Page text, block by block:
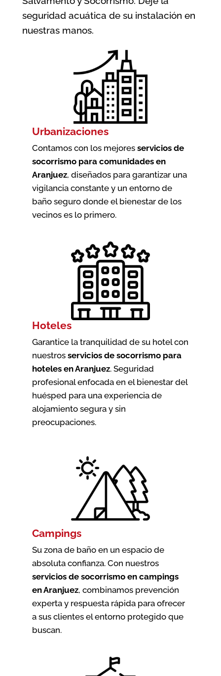
seguridad acuática de su instalación en
nuestras manos.
Urbanizaciones
Contamos con los mejores servicios de
socorrismo para comunidades en
Aranjuez, diseñados para garantizar una
vigilancia constante y un entorno de
baño seguro donde el bienestar de los
vecinos es lo primero.
Hoteles
Garantice la tranquilidad de su hotel con
nuestros servicios de socorrismo para
hoteles en Aranjuez. Seguridad
profesional enfocada en el bienestar del
huésped para una experiencia de
alojamiento segura y sin
preocupaciones.
Campings
Su zona de baño en un espacio de
absoluta confianza. Con nuestros
servicios de socorrismo en campings
en Aranjuez, combinamos prevención
experta y respuesta rápida para ofrecer
a sus clientes el entorno protegido que
buscan.